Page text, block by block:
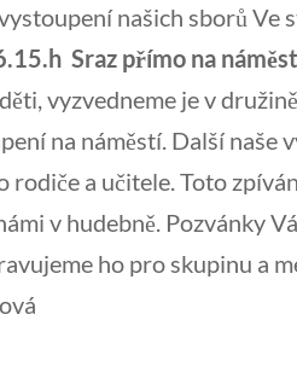
našich sborů Ve
Sraz přímo na
vyzvedneme je v
na náměstí. Další naše
rodiče a učitele. Toto
v hudebně. Pozvánky
ho pro skupinu a